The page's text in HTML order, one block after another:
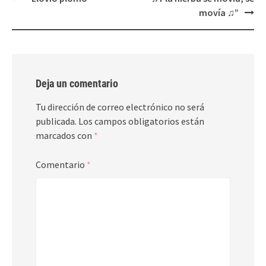
movía ♫”
Deja un comentario
Tu dirección de correo electrónico no será
publicada. Los campos obligatorios están
marcados con *
Comentario *